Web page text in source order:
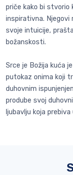
priče kako bi stvorio
inspirativna. Njegovi
svoje intuicije,
božanskosti.
Srce je Božija kuća
putokaz onima koji
duhovnim
prodube svoj
ljubavlju koja